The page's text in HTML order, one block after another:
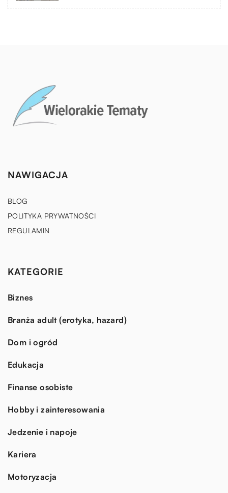
NAWIGACJA
BLOG
POLITYKA PRYWATNOŚCI
REGULAMIN
KATEGORIE
Biznes
Branża adult (erotyka, hazard)
Dom i ogród
Edukacja
Finanse osobiste
Hobby i zainteresowania
Jedzenie i napoje
Kariera
Motoryzacja